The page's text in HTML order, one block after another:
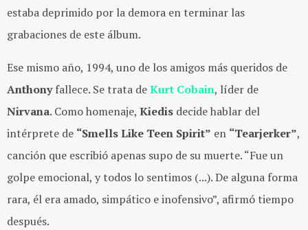
estaba deprimido por la demora en terminar las
grabaciones de este álbum.
Ese mismo año, 1994, uno de los amigos más queridos de
Anthonyfallece. Se trata deKurt Cobain, líder de
Nirvana. Como homenaje, Kiedis decide hablar del
intérprete de “Smells Like Teen Spirit” en “Tearjerker”,
canción que escribió apenas supo de su muerte. “Fue un
golpe emocional, y todos lo sentimos (...). De alguna forma
rara, él era amado, simpático e inofensivo”, afirmó tiempo
después.